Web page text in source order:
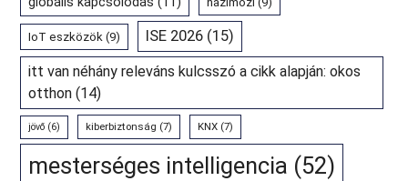
IoT eszközök (9) ISE 2026 (15)
itt van néhány releváns kulcsszó a cikk alapján: okos
otthon (14)
jövő (6) kiberbiztonság (7) KNX (7)
mesterséges intelligencia (52)